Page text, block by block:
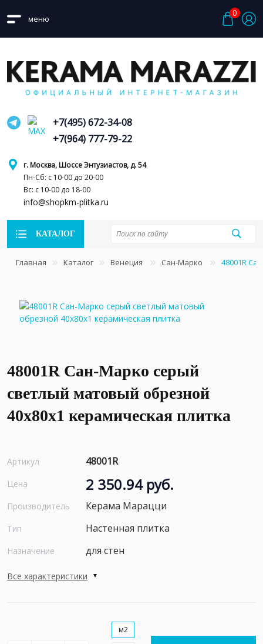
меню
0
г. Москва, Шоссе Энтузиастов, д. 54
Пн-Сб: с 10-00 до 20-00
Вс: с 10-00 до 18-00
info@shopkm-plitka.ru
+7(495) 672-34-08
+7(964) 777-79-22
КАТАЛОГ
Главная Каталог Венеция Сан-Марко 48001R
48001R Сан-Марко серый
светлый матовый обрезной
40x80x1 керамическая плитка
Артикул 48001R
Цена 2 350.94 руб.
Производитель Керама Марацци
Тип Настенная плитка
Назначение для стен
Все характеристики
м2